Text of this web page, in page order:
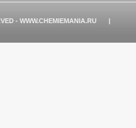
- WWW.CHEMIEMANIA.RU |